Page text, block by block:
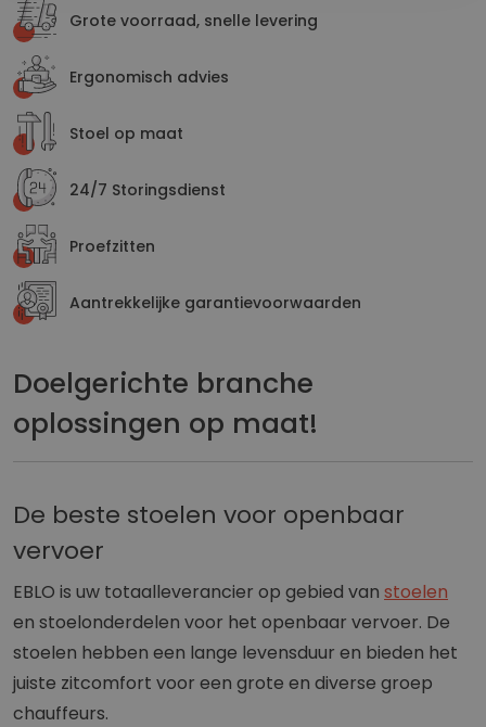
Grote voorraad, snelle levering
Ergonomisch advies
Stoel op maat
24/7 Storingsdienst
Proefzitten
Aantrekkelijke garantievoorwaarden
Doelgerichte branche
oplossingen op maat!
De beste stoelen voor openbaar
vervoer
EBLO is uw totaalleverancier op gebied van stoelen
en stoelonderdelen voor het openbaar vervoer. De
stoelen hebben een lange levensduur en bieden het
juiste zitcomfort voor een grote en diverse groep
chauffeurs.